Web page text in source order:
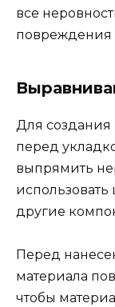
все
повреждения
Для создания
перед
выпрямить
использовать
другие
Перед
материала
чтобы